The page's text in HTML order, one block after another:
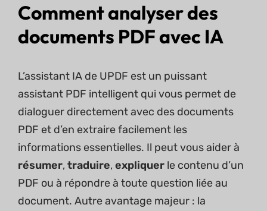
Comment analyser des
documents PDF avec IA
L’assistant IA de UPDF est un puissant
assistant PDF intelligent qui vous permet de
dialoguer directement avec des documents
PDF et d’en extraire facilement les
informations essentielles. Il peut vous aider à
résumer,traduire,expliquer le contenu d’un
PDF ou à répondre à toute question liée au
document. Autre avantage majeur : la